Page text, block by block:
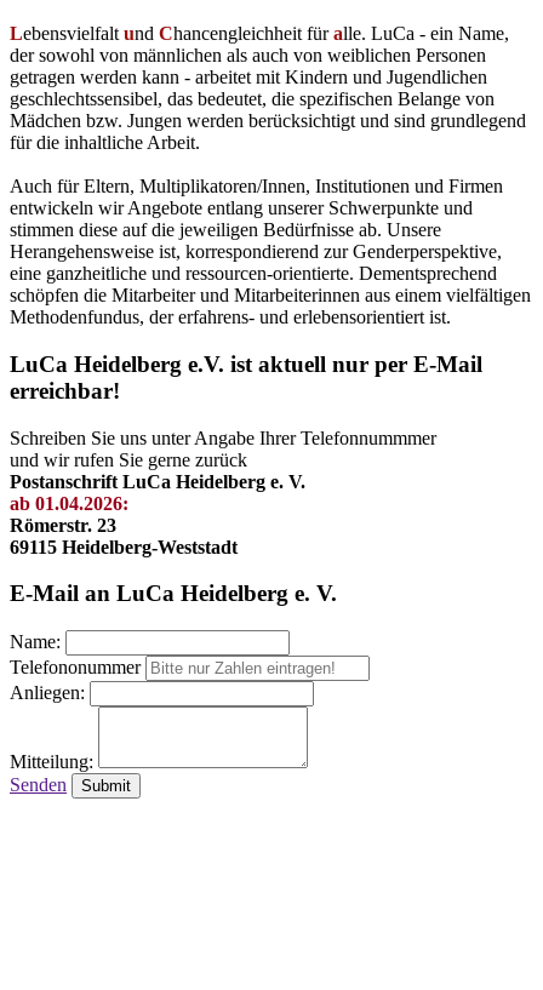
Lebensvielfalt und Chancengleichheit füralle. LuCa - ein Name,
der sowohl von männlichen als auch von weiblichen Personen
getragen werden kann - arbeitet mit Kindern und Jugendlichen
geschlechtssensibel, das bedeutet, die spezifischen Belange von
Mädchen bzw. Jungen werden berücksichtigt und sind grundlegend
für die inhaltliche Arbeit.
Auch für Eltern, Multiplikatoren/Innen, Institutionen und Firmen
entwickeln wir Angebote entlang unserer Schwerpunkte und
stimmen diese auf die jeweiligen Bedürfnisse ab. Unsere
Herangehensweise ist, korrespondierend zur Genderperspektive,
eine ganzheitliche und ressourcen-orientierte. Dementsprechend
schöpfen die Mitarbeiter und Mitarbeiterinnen aus einem vielfältigen
Methodenfundus, der erfahrens- und erlebensorientiert ist.
LuCa Heidelberg e.V. ist aktuell nur per E-Mail
erreichbar!
Schreiben Sie uns unter Angabe Ihrer Telefonnummmer
und wir rufen Sie gerne zurück
Postanschrift LuCa Heidelberg e. V.
ab 01.04.2026:
Römerstr. 23
69115 Heidelberg-Weststadt
E-Mail an LuCa Heidelberg e. V.
Name:
Telefononummer
Anliegen:
Mitteilung:
Senden